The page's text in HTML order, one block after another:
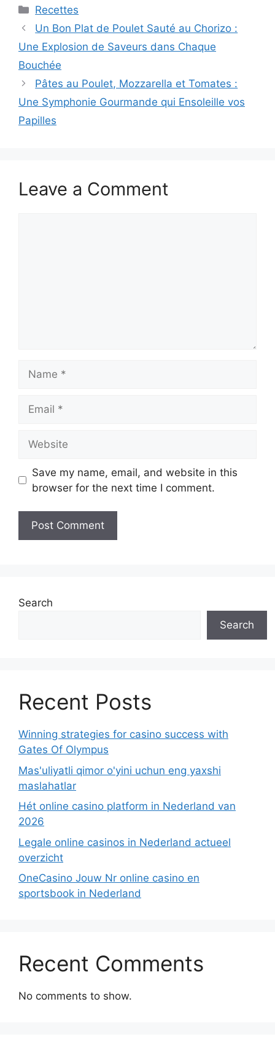
Categories
Recettes
Un Bon Plat de Poulet Sauté au Chorizo :
Une Explosion de Saveurs dans Chaque
Bouchée
Pâtes au Poulet, Mozzarella et Tomates :
Une Symphonie Gourmande qui Ensoleille vos
Papilles
Leave a Comment
Save my name, email, and website in this
browser for the next time I comment.
Search
Search
Recent Posts
Winning strategies for casino success with
Gates Of Olympus
Mas'uliyatli qimor o'yini uchun eng yaxshi
maslahatlar
Hét online casino platform in Nederland van
2026
Legale online casinos in Nederland actueel
overzicht
OneCasino Jouw Nr online casino en
sportsbook in Nederland
Recent Comments
No comments to show.